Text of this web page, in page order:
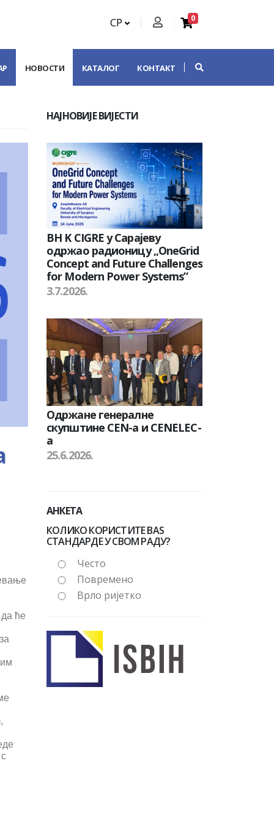
СР 0
НОВОСТИ КАТАЛОГ КОНТАКТ
ће
НАЈНОВИЈЕ ВИЈЕСТИ
BH K CIGRE у Сарајеву
одржао радионицу „OneGrid
Concept and Future Challenges
for Modern Power Systems”
3.7.2026.
Одржане генералне
скупштине CEN-а и CENELEC-
а
25.6.2026.
АНКЕТА
КОЛИКО КОРИСТИТЕ BAS
СТАНДАРДЕ У СВОМ РАДУ?
Често
Повремено
Врло ријетко